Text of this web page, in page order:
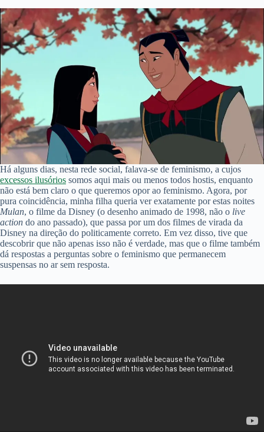
Há alguns dias, nesta rede social, falava-se de feminismo, a cujos
excessos ilusórios somos aqui mais ou menos todos hostis, enquanto
não está bem claro o que queremos opor ao feminismo. Agora, por
pura coincidência, minha filha queria ver exatamente por estas noites
Mulan, o filme da Disney (o desenho animado de 1998, não o live
action do ano passado), que passa por um dos filmes de virada da
Disney na direção do politicamente correto. Em vez disso, tive que
descobrir que não apenas isso não é verdade, mas que o filme também
dá respostas a perguntas sobre o feminismo que permanecem
suspensas no ar sem resposta.